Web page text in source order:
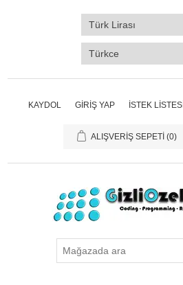
KAYDOL GIRIŞ YAP İSTEK LISTESI
ALIŞVERIŞ SEPETI (0)